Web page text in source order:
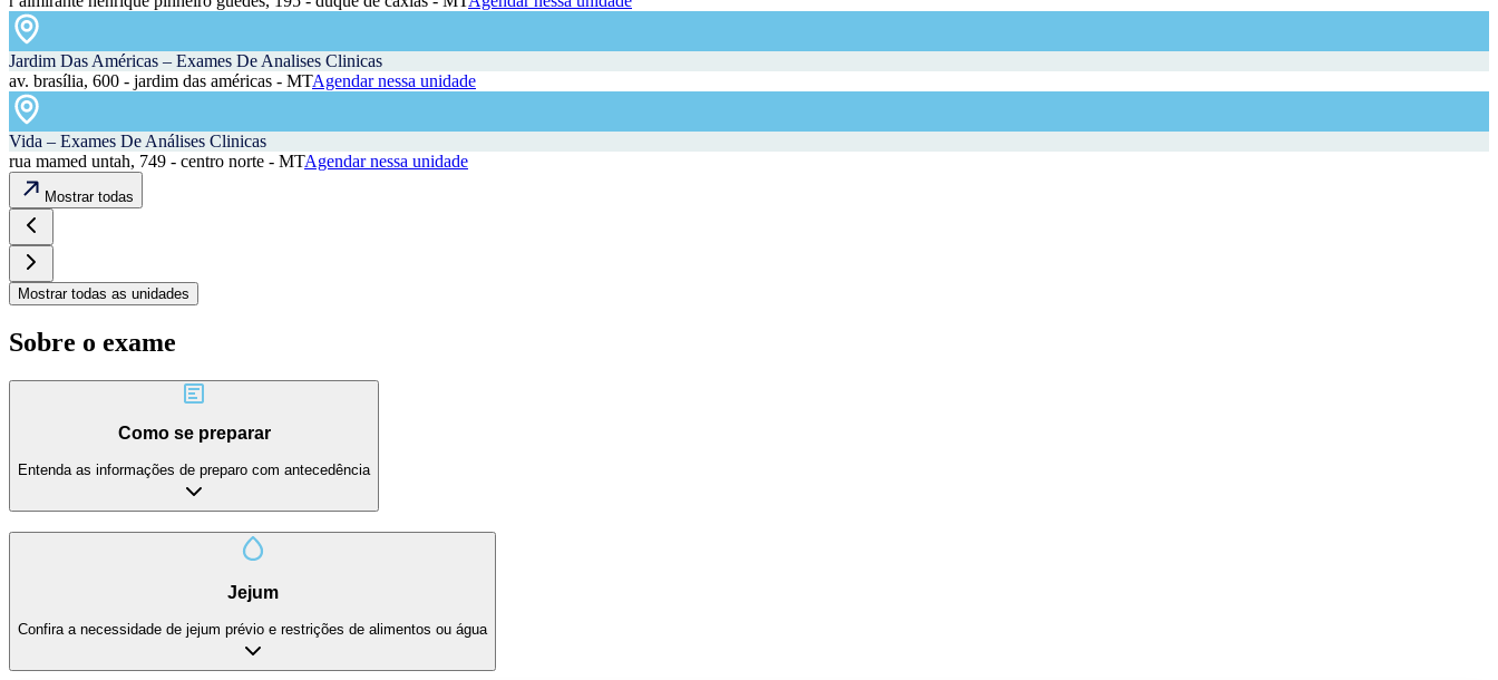
Jardim Das Américas – Exames De Analises Clinicas
av. brasília, 600 - jardim das américas - MTAgendar nessa unidade
Vida – Exames De Análises Clinicas
rua mamed untah, 749 - centro norte - MTAgendar nessa unidade
Mostrar todas
Mostrar todas as unidades
Sobre o exame
Como se preparar
Entenda as informações de preparo com antecedência
Jejum
Confira a necessidade de jejum prévio e restrições de alimentos ou água